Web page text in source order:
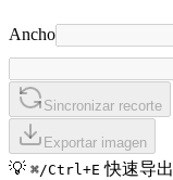
Ancho
Sincronizar recorte
Exportar imagen
💡 ⌘/Ctrl+E 快速导出